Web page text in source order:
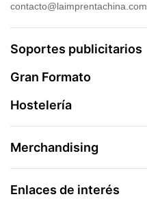
contacto@laimprentachina.com
Soportes publicitarios
Gran Formato
Hostelería
Merchandising
Enlaces de interés